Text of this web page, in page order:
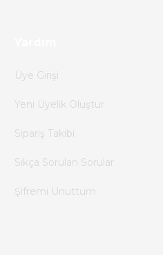
Üye Girişi
Yeni Üyelik Oluştur
Sipariş Takibi
Sıkça Sorulan Sorular
Şifremi Unuttum